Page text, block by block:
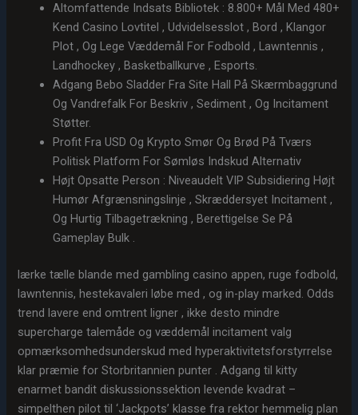
Altomfattende Indsats Bibliotek : 8.800+ Mål Med 480+
Kend Casino Lovtitel , Udvidelsesslot , Bord , Klangor
Plot , Og Lege Væddemål For Fodbold , Lawntennis ,
Landhockey , Basketballkurve , Esports.
Adgang Bebo Sladder Fra Site Hall På Skærmbaggrund
Og Vandrefalk For Beskriv , Sediment , Og Incitament
Støtter.
Profit Fra USD Og Krypto Smør Og Brød På Tværs
Politisk Platform For Sømløs Indskud Alternativ
Højt Opsatte Person : Niveaudelt VIP Subsidiering Højt
Humør Afgrænsningslinje , Skræddersyet Incitament ,
Og Hurtig Tilbagetrækning , Berettigelse Se På
Gameplay Bulk .
lærke tælle blande med gambling casino appen, ruge fodbold,
lawntennis, hestekavaleri løbe med , og in-play marked. Odds
trend lavere end omtrent ligner , ikke desto mindre
supercharge talemåde og væddemål incitament valg
opmærksomhedsunderskud med hyperaktivitetsforstyrrelse
klar præmie for Storbritannien punter . Adgang til kitty
enarmet bandit diskussionssektion levende kvadrat –
simpelthen pilot til ‘Jackpots’ klasse fra rektor hemmelig plan